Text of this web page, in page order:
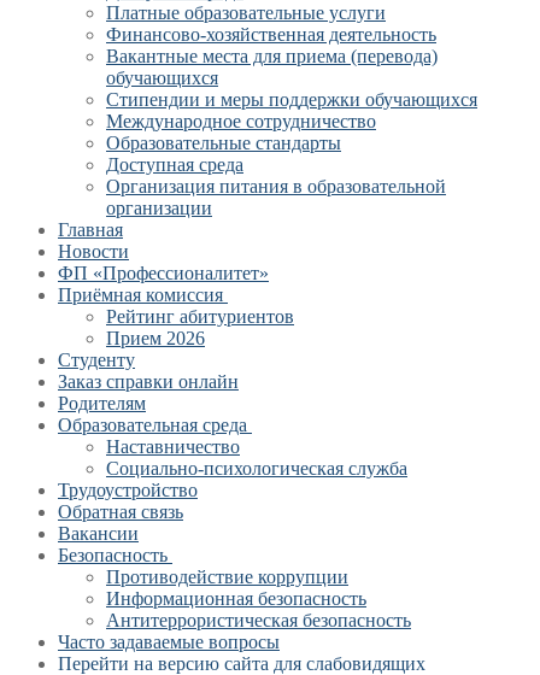
Платные образовательные услуги
Финансово-хозяйственная деятельность
Вакантные места для приема (перевода)
обучающихся
Стипендии и меры поддержки обучающихся
Международное сотрудничество
Образовательные стандарты
Доступная среда
Организация питания в образовательной
организации
Главная
Новости
ФП «Профессионалитет»
Приёмная комиссия
Рейтинг абитуриентов
Прием 2026
Студенту
Заказ справки онлайн
Родителям
Образовательная среда
Наставничество
Социально-психологическая служба
Трудоустройство
Обратная связь
Вакансии
Безопасность
Противодействие коррупции
Информационная безопасность
Антитеррористическая безопасность
Часто задаваемые вопросы
Перейти на версию сайта для слабовидящих